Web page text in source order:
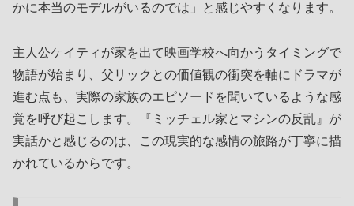
かに本当のモデルがいるのでは」と感じやすくなります。
主人公ケイティが家を出て映画学校へ向かうタイミングで
物語が始まり、父リックとの価値観の衝突を軸にドラマが
進む点も、実際の家族のエピソードを聞いているような感
覚を呼び起こします。『ミッチェル家とマシンの反乱』が
実話かと感じるのは、この現実的な感情の旅路が丁寧に描
かれているからです。